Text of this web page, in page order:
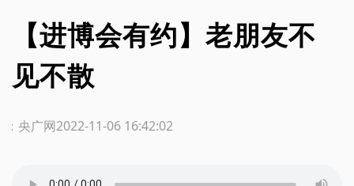
【进博会有约】老朋友不
见不散
2022-11-06 16:42:02
：央广网